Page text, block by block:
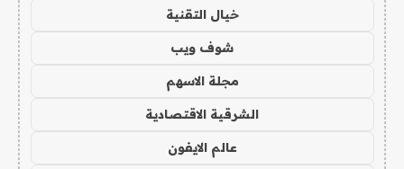
خيال التقنية
شوف ويب
مجلة الاسهم
الشرقية الاقتصادية
عالم الايفون